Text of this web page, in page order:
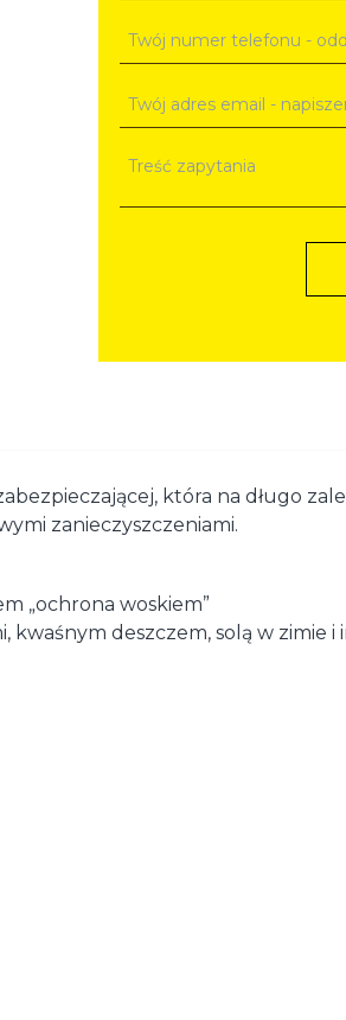
która na długo
zanieczyszczeniami.
„ochrona woskiem”
deszczem, solą w zimie